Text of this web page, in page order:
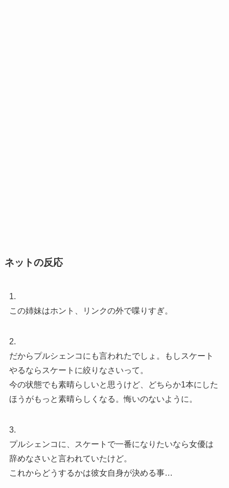
ネットの反応
1.
この姉妹はホント、リンクの外で喋りすぎ。
2.
だからプルシェンコにも言われたでしょ。もしスケート
やるならスケートに絞りなさいって。
今の状態でも素晴らしいと思うけど、どちらか1本にした
ほうがもっと素晴らしくなる。悔いのないように。
3.
プルシェンコに、スケートで一番になりたいなら女優は
辞めなさいと言われていたけど。
これからどうするかは彼女自身が決める事…